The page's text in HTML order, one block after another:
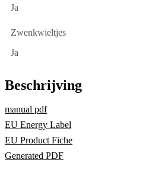
Ja
Zwenkwieltjes
Ja
Beschrijving
manual pdf
EU Energy Label
EU Product Fiche
Generated PDF